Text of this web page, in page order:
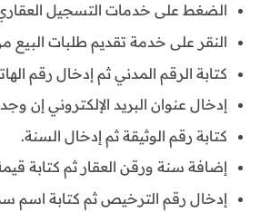
الضغط على خدمات التسجيل
النقر على خدمة تقديم طلبات البيع
كتابة الرقم المدني ثم إدخال رقم
إدخال عنوان البريد الإلكتروني إن
كتابة رقم الوثيقة ثم إدخال السنة.
إضافة سنة ورقن العقار ثم كتابة
إدخال رقم الترخيص ثم كتابة اسم